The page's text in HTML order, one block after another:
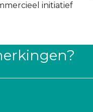
initiatief